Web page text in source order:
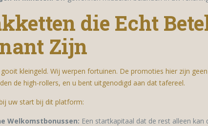
die Echt
Zijn
kleingeld. Wij werpen fortuinen. De promoties hier zijn
de high-rollers, en u bent uitgenodigd aan dat tafereel.
uw start bij dit platform:
Welkomstbonussen: Een startkapitaal dat de rest alleen kan